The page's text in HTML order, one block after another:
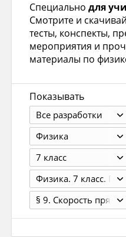
Специально для
Смотрите и
тесты, конспекты,
мероприятия и
материалы по
Показывать
Все разработки
Физика
7 класс
Физика. 7 класс. Грачёв А.В., Погожев В.А., Селиверстов А.В. 3-е изд., перераб. - М.: 2014. - 288 с.